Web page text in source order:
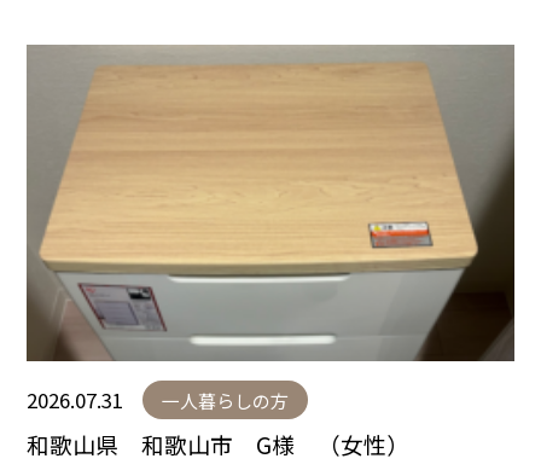
2026.07.31 一人暮らしの方
和歌山県 和歌山市 G様 （女性）